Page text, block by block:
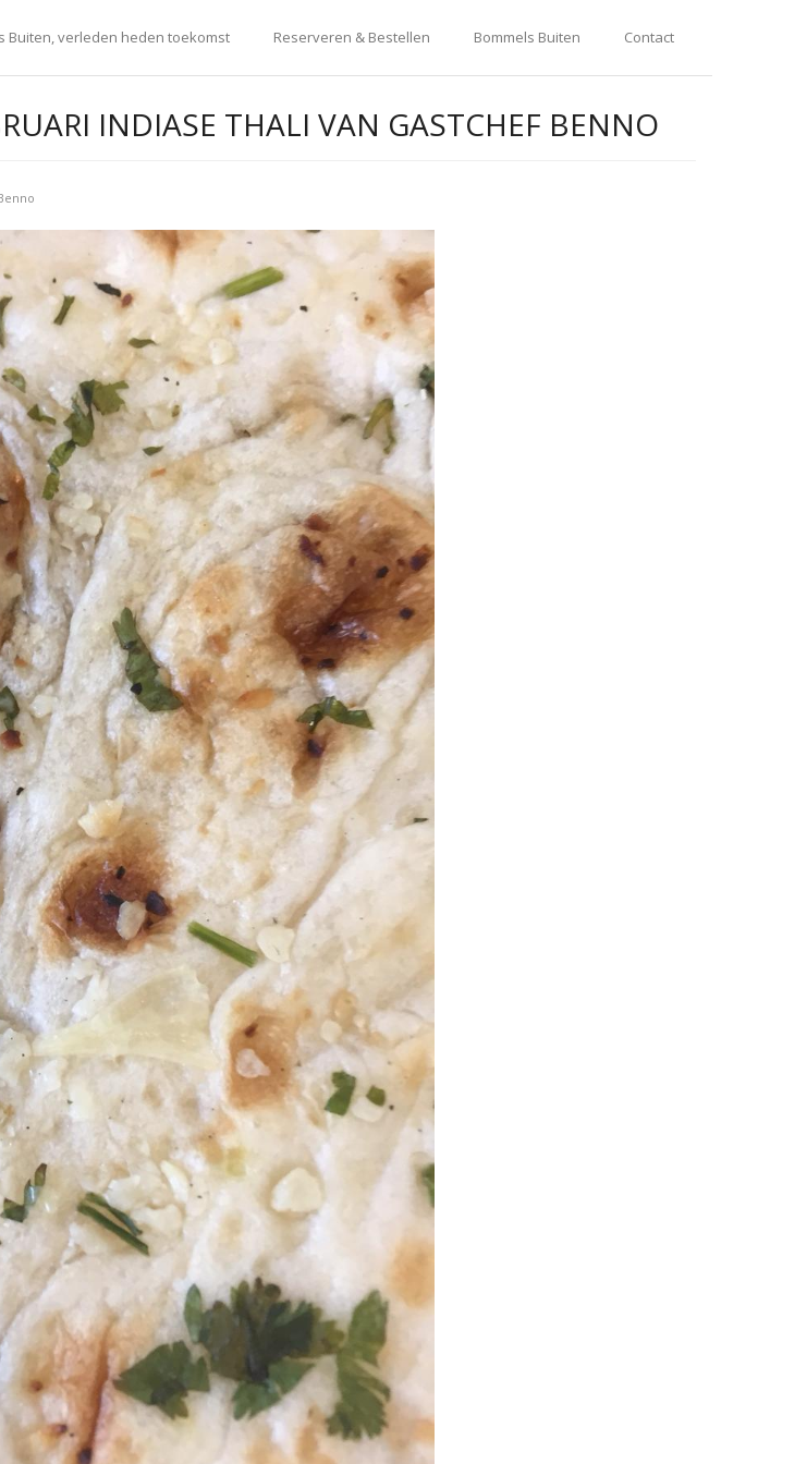
Buiten, verleden heden toekomst Reserveren & Bestellen Bommels Buiten Contact
INDIASE THALI VAN GASTCHEF BENNO